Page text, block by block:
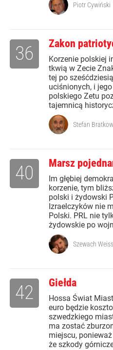
Piotr Cywiński
Zakon
Korzenie polskiej
tkwią w Zecie
tej po
uciśnionych, i
polskiego Zetu
tajemnicą
36
Stefan
Marsz
Im głębiej
korzenie, tym
polski i żydowski
Izraelczyków nie
Polski. PRL nie
żydowskie po
40
Szewach Weiss
Giełda
Hossa Świat
euro będzie
szwedzkiego
ma zostać
miejscu,
że szkody
42